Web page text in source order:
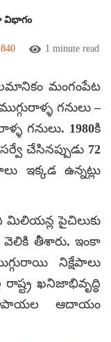
విభాగం
840 1 minute read
మంగంపేట
గనులు –
గనులు. 1980కి
చేసినప్పుడు 72
ఇక్కడ ఉన్నట్లు
పైచిలుకు
వెలికి తీశారు. ఇంకా
నిక్షేపాలు
ఖనిజాభివృద్ధి
ఆదాయం